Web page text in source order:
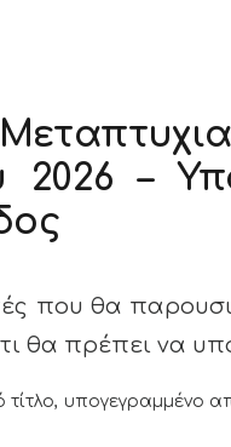
2026 –
που θα
θα πρέπει να
τίτλο,